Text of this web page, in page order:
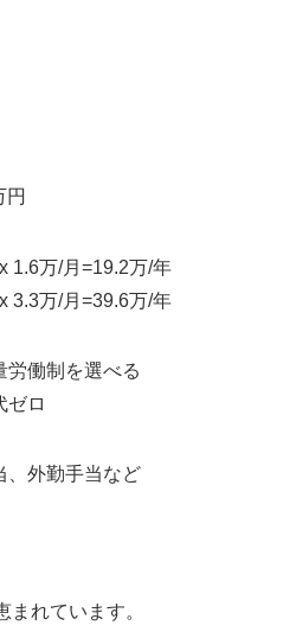
円
1.6万/月=19.2万/年
3.3万/月=39.6万/年
労働制を選べる
ゼロ
、外勤手当など
まれています。